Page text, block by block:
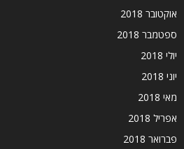
אוקטובר 2018
ספטמבר 2018
יולי 2018
יוני 2018
מאי 2018
אפריל 2018
פברואר 2018